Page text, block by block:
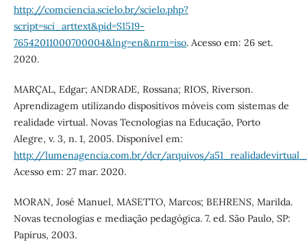
http://comciencia.scielo.br/scielo.php?
script=sci_arttext&pid=S1519-
76542011000700004&lng=en&nrm=iso. Acesso em: 26 set.
2020.
MARÇAL, Edgar; ANDRADE, Rossana; RIOS, Riverson.
Aprendizagem utilizando dispositivos móveis com sistemas de
realidade virtual. Novas Tecnologias na Educação, Porto
Alegre, v. 3, n. 1, 2005. Disponível em:
http://lumenagencia.com.br/dcr/arquivos/
Acesso em: 27 mar. 2020.
MORAN, José Manuel, MASETTO, Marcos; BEHRENS, Marilda.
Novas tecnologias e mediação pedagógica. 7. ed. São Paulo, SP:
Papirus, 2003.